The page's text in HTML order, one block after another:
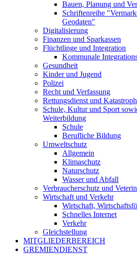
Bauen, Planung und
Schriftenreihe
Geodaten"
Digitalisierung
Finanzen und Sparkassen
Flüchtlinge und Integration
Kommunale
Gesundheit
Kinder und Jugend
Polizei
Recht und Verfassung
Rettungsdienst und
Schule, Kultur und Sport
Weiterbildung
Schule
Berufliche Bildung
Umweltschutz
Allgemein
Klimaschutz
Naturschutz
Wasser und Abfall
Verbraucherschutz und
Wirtschaft und Verkehr
Wirtschaft,
Schnelles Internet
Verkehr
Gleichstellung
MITGLIEDERBEREICH
GREMIENDIENST